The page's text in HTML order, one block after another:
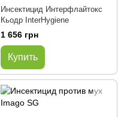
Инсектицид Интерфлайтокс
Кьодр InterHygiene
1 656 грн
Купить